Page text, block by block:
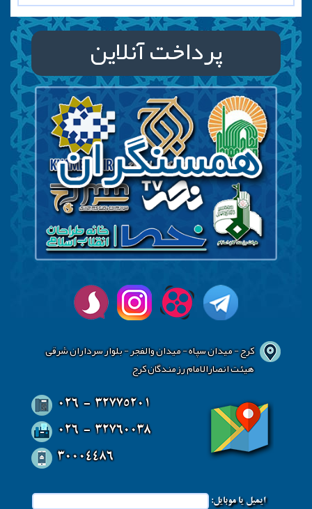
پرداخت آنلاین
کرج - میدان سپاه - میدان والفجر - بلوار سرداران شرقی
هیئت انصارالامام رزمندگان کرج
026 - 32775201
026 - 32760038
30004486
ایمیل یا موبایل: